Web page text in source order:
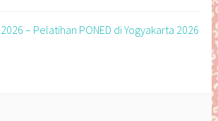
– Pelatihan PONED di Yogyakarta 2026